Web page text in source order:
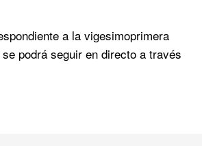
a la vigesimoprimera
podrá seguir en directo a través